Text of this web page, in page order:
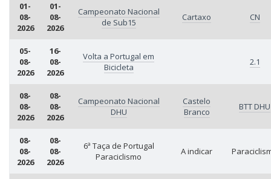
01-
08-
2026
01-
08-
2026
Campeonato Nacional
de Sub15
Cartaxo CN
05-
08-
2026
16-
08-
2026
Volta a Portugal em
Bicicleta
2.1
08-
08-
2026
08-
08-
2026
Campeonato Nacional
DHU
Castelo
Branco
BTT DHU
08-
08-
2026
08-
08-
2026
6ª Taça de Portugal
Paraciclismo
A indicar